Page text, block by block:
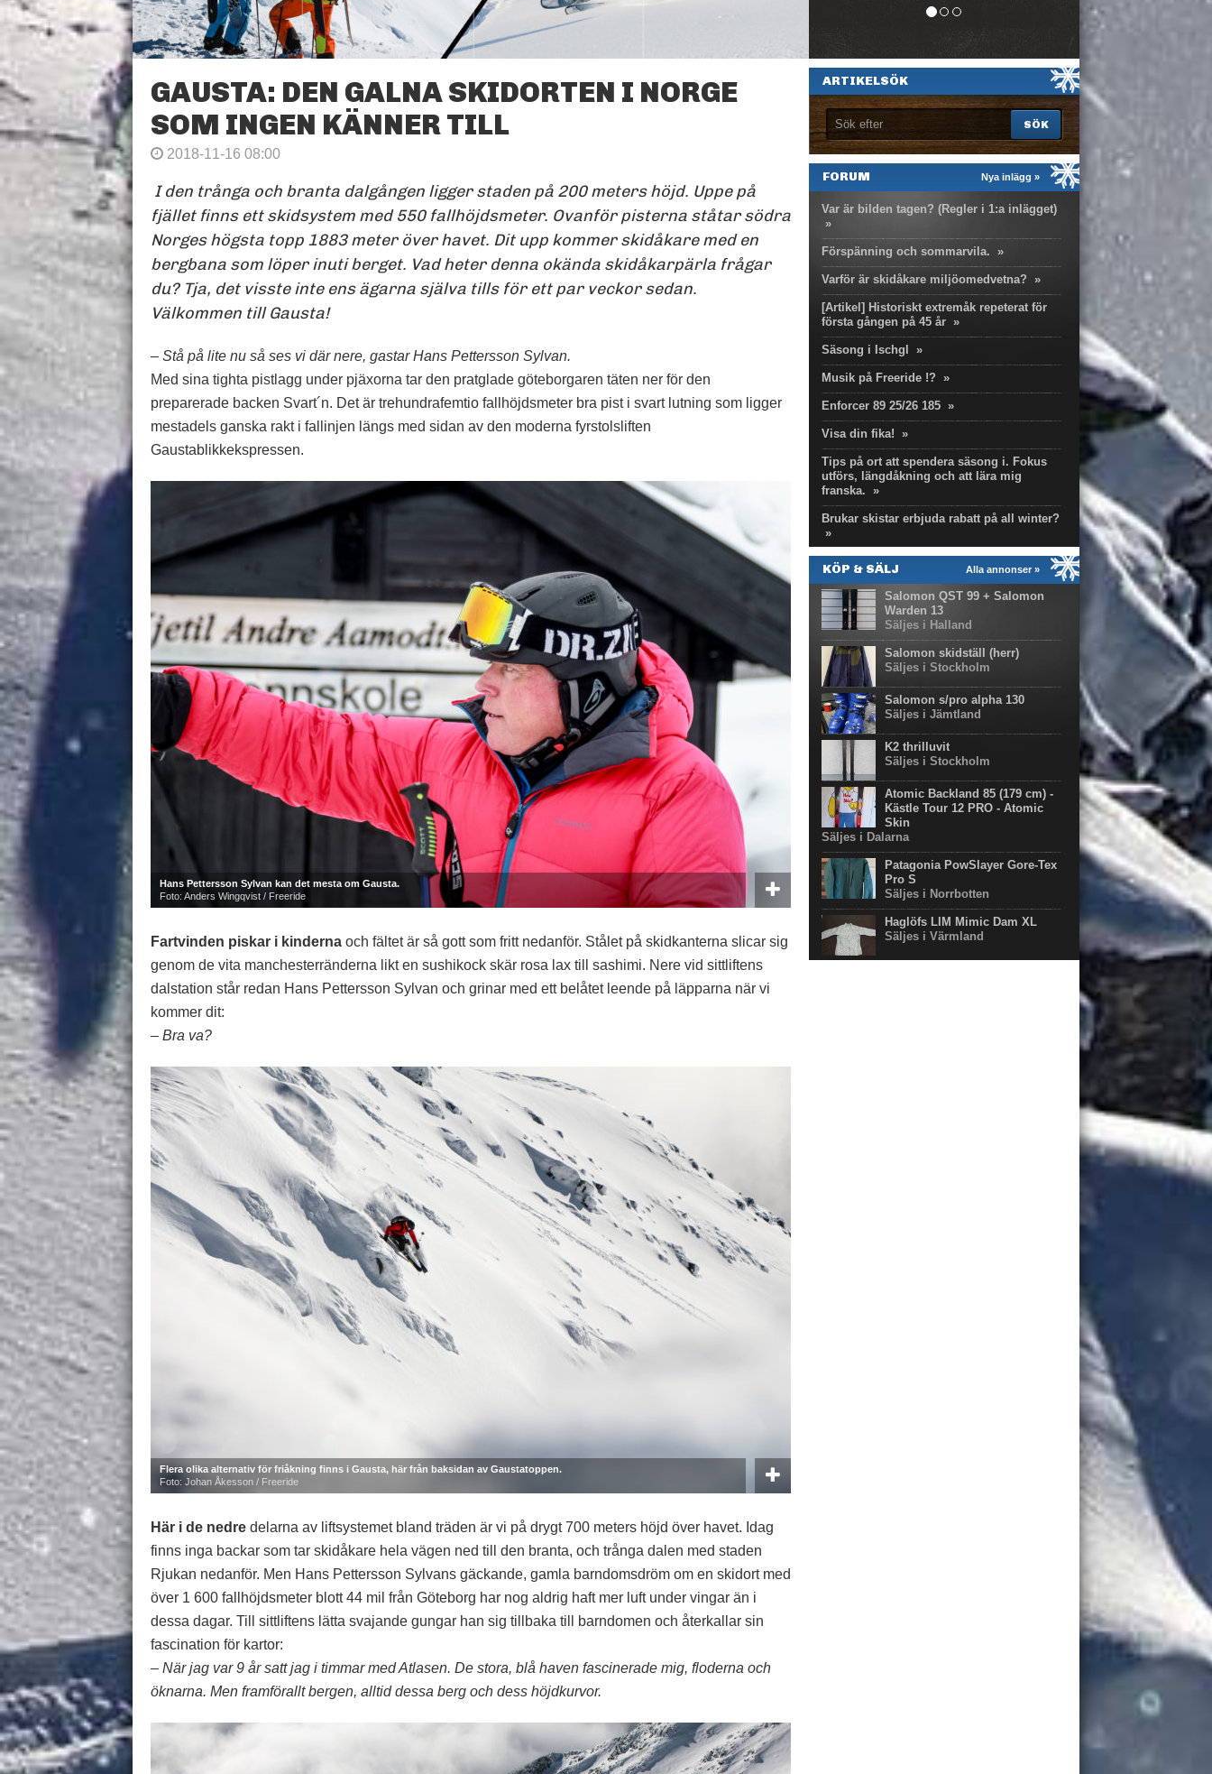
GAUSTATOPPEN 1883
METER ÖVER HAVET.
GAUSTA: DEN GALNA SKIDORTEN I NORGE
SOM INGEN KÄNNER TILL
2018-11-16 08:00
I den trånga och branta dalgången ligger staden på 200 meters höjd. Uppe på
fjället finns ett skidsystem med 550 fallhöjdsmeter. Ovanför pisterna ståtar södra
Norges högsta topp 1883 meter över havet. Dit upp kommer skidåkare med en
bergbana som löper inuti berget. Vad heter denna okända skidåkarpärla frågar
du? Tja, det visste inte ens ägarna själva tills för ett par veckor sedan.
Välkommen till Gausta!
– Stå på lite nu så ses vi där nere, gastar Hans Pettersson Sylvan.
Med sina tighta pistlagg under pjäxorna tar den pratglade göteborgaren täten ner för den
preparerade backen Svart´n. Det är trehundrafemtio fallhöjdsmeter bra pist i svart lutning som ligger
mestadels ganska rakt i fallinjen längs med sidan av den moderna fyrstolsliften
Gaustablikkekspressen.
Hans Pettersson Sylvan kan det mesta om Gausta.
Foto: Anders Wingqvist / Freeride
Fartvinden piskar i kinderna och fältet är så gott som fritt nedanför. Stålet på skidkanterna slicar sig
genom de vita manchesterränderna likt en sushikock skär rosa lax till sashimi. Nere vid sittliftens
dalstation står redan Hans Pettersson Sylvan och grinar med ett belåtet leende på läpparna när vi
kommer dit:
– Bra va?
Flera olika alternativ för friåkning finns i Gausta, här från baksidan av Gaustatoppen.
Foto: Johan Åkesson / Freeride
Här i de nedre delarna av liftsystemet bland träden är vi på drygt 700 meters höjd över havet. Idag
finns inga backar som tar skidåkare hela vägen ned till den branta, och trånga dalen med staden
Rjukan nedanför. Men Hans Pettersson Sylvans gäckande, gamla barndomsdröm om en skidort med
över 1 600 fallhöjdsmeter blott 44 mil från Göteborg har nog aldrig haft mer luft under vingar än i
dessa dagar. Till sittliftens lätta svajande gungar han sig tillbaka till barndomen och återkallar sin
fascination för kartor:
– När jag var 9 år satt jag i timmar med Atlasen. De stora, blå haven fascinerade mig, floderna och
öknarna. Men framförallt bergen, alltid dessa berg och dess höjdkurvor.
ARTIKELSÖK
Nya inlägg »
FORUM
Var är bilden tagen? (Regler i 1:a inlägget)
»
Förspänning och sommarvila. »
Varför är skidåkare miljöomedvetna? »
[Artikel] Historiskt extremåk repeterat för
första gången på 45 år »
Säsong i Ischgl »
Musik på Freeride !? »
Enforcer 89 25/26 185 »
Visa din fika! »
Tips på ort att spendera säsong i. Fokus
utförs, längdåkning och att lära mig
franska. »
Brukar skistar erbjuda rabatt på all winter?
»
Alla annonser »
KÖP & SÄLJ
Salomon QST 99 + Salomon
Warden 13
Säljes i Halland
Salomon skidställ (herr)
Säljes i Stockholm
Salomon s/pro alpha 130
Säljes i Jämtland
K2 thrilluvit
Säljes i Stockholm
Atomic Backland 85 (179 cm) -
Kästle Tour 12 PRO - Atomic
Skin
Säljes i Dalarna
Patagonia PowSlayer Gore-Tex
Pro S
Säljes i Norrbotten
Haglöfs LIM Mimic Dam XL
Säljes i Värmland